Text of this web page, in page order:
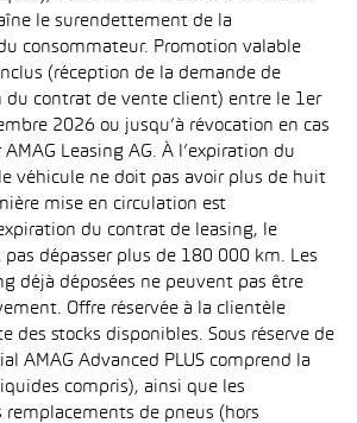
le surendettement de la
consommateur. Promotion valable
(réception de la demande de
du contrat de vente client) entre le 1er
2026 ou jusqu’à révocation en cas
Leasing AG. À l’expiration du
véhicule ne doit pas avoir plus de huit
mise en circulation est
du contrat de leasing, le
dépasser plus de 180 000 km. Les
déjà déposées ne peuvent pas être
Offre réservée à la clientèle
des stocks disponibles. Sous réserve de
AMAG Advanced PLUS comprend la
compris), ainsi que les
remplacements de pneus (hors